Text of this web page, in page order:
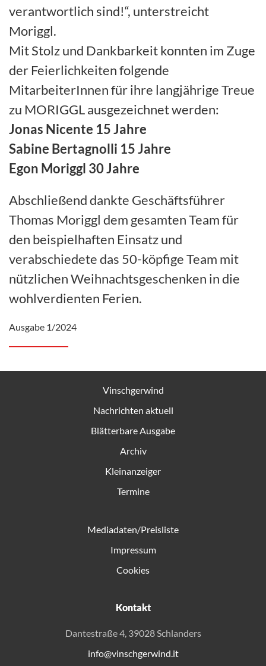
verantwortlich sind!“, unterstreicht
Moriggl.
Mit Stolz und Dankbarkeit konnten im Zuge
der Feierlichkeiten folgende
MitarbeiterInnen für ihre langjährige Treue
zu MORIGGL ausgezeichnet werden:
Jonas Nicente 15 Jahre
Sabine Bertagnolli 15 Jahre
Egon Moriggl 30 Jahre
Abschließend dankte Geschäftsführer
Thomas Moriggl dem gesamten Team für
den beispielhaften Einsatz und
verabschiedete das 50-köpfige Team mit
nützlichen Weihnachtsgeschenken in die
wohlverdienten Ferien.
Ausgabe 1/2024
Vinschgerwind
Nachrichten aktuell
Blätterbare Ausgabe
Archiv
Kleinanzeiger
Termine
Mediadaten/Preisliste
Impressum
Cookies
Kontakt
Dantestraße 4, 39028 Schlanders
info@vinschgerwind.it